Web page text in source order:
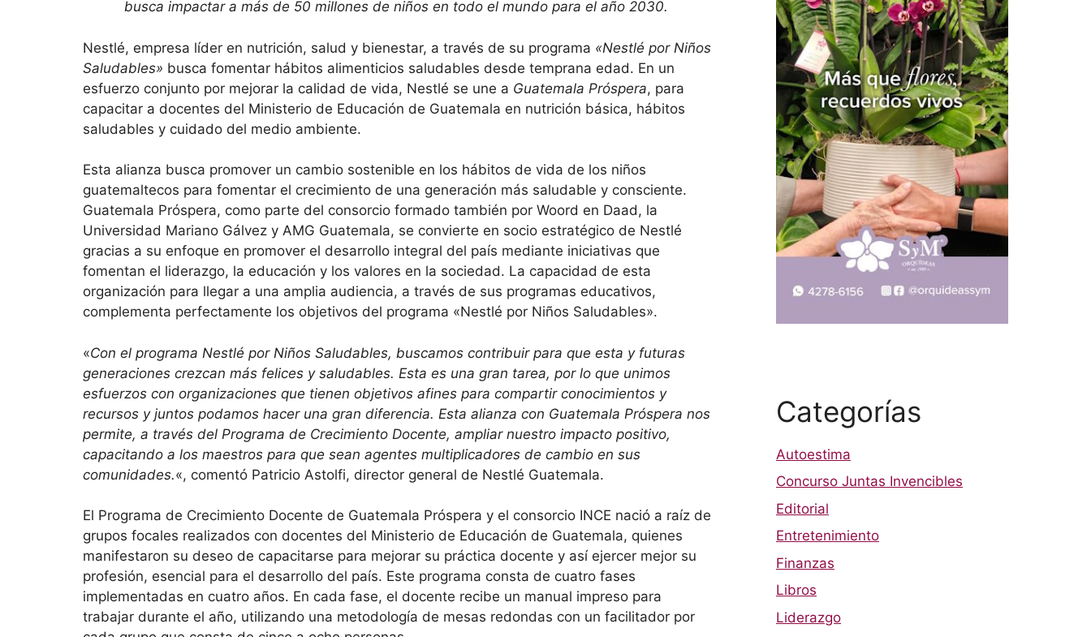
busca impactar a más de 50 millones de niños en todo el mundo para el año 2030.
Nestlé, empresa líder en nutrición, salud y bienestar, a través de su programa «Nestlé por Niños
Saludables» busca fomentar hábitos alimenticios saludables desde temprana edad. En un
esfuerzo conjunto por mejorar la calidad de vida, Nestlé se une a Guatemala Próspera, para
capacitar a docentes del Ministerio de Educación de Guatemala en nutrición básica, hábitos
saludables y cuidado del medio ambiente.
Esta alianza busca promover un cambio sostenible en los hábitos de vida de los niños
guatemaltecos para fomentar el crecimiento de una generación más saludable y consciente.
Guatemala Próspera, como parte del consorcio formado también por Woord en Daad, la
Universidad Mariano Gálvez y AMG Guatemala, se convierte en socio estratégico de Nestlé
gracias a su enfoque en promover el desarrollo integral del país mediante iniciativas que
fomentan el liderazgo, la educación y los valores en la sociedad. La capacidad de esta
organización para llegar a una amplia audiencia, a través de sus programas educativos,
complementa perfectamente los objetivos del programa «Nestlé por Niños Saludables».
«Con el programa Nestlé por Niños Saludables, buscamos contribuir para que esta y futuras
generaciones crezcan más felices y saludables. Esta es una gran tarea, por lo que unimos
esfuerzos con organizaciones que tienen objetivos afines para compartir conocimientos y
recursos y juntos podamos hacer una gran diferencia. Esta alianza con Guatemala Próspera nos
permite, a través del Programa de Crecimiento Docente, ampliar nuestro impacto positivo,
capacitando a los maestros para que sean agentes multiplicadores de cambio en sus
comunidades.«, comentó Patricio Astolfi, director general de Nestlé Guatemala.
El Programa de Crecimiento Docente de Guatemala Próspera y el consorcio INCE nació a raíz de
grupos focales realizados con docentes del Ministerio de Educación de Guatemala, quienes
manifestaron su deseo de capacitarse para mejorar su práctica docente y así ejercer mejor su
profesión, esencial para el desarrollo del país. Este programa consta de cuatro fases
implementadas en cuatro años. En cada fase, el docente recibe un manual impreso para
trabajar durante el año, utilizando una metodología de mesas redondas con un facilitador por
Categorías
Autoestima
Concurso Juntas Invencibles
Editorial
Entretenimiento
Finanzas
Libros
Liderazgo